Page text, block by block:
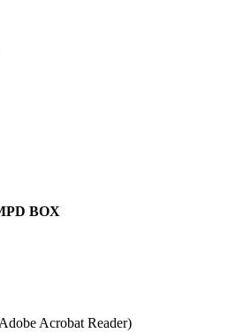
BOX
Acrobat Reader)